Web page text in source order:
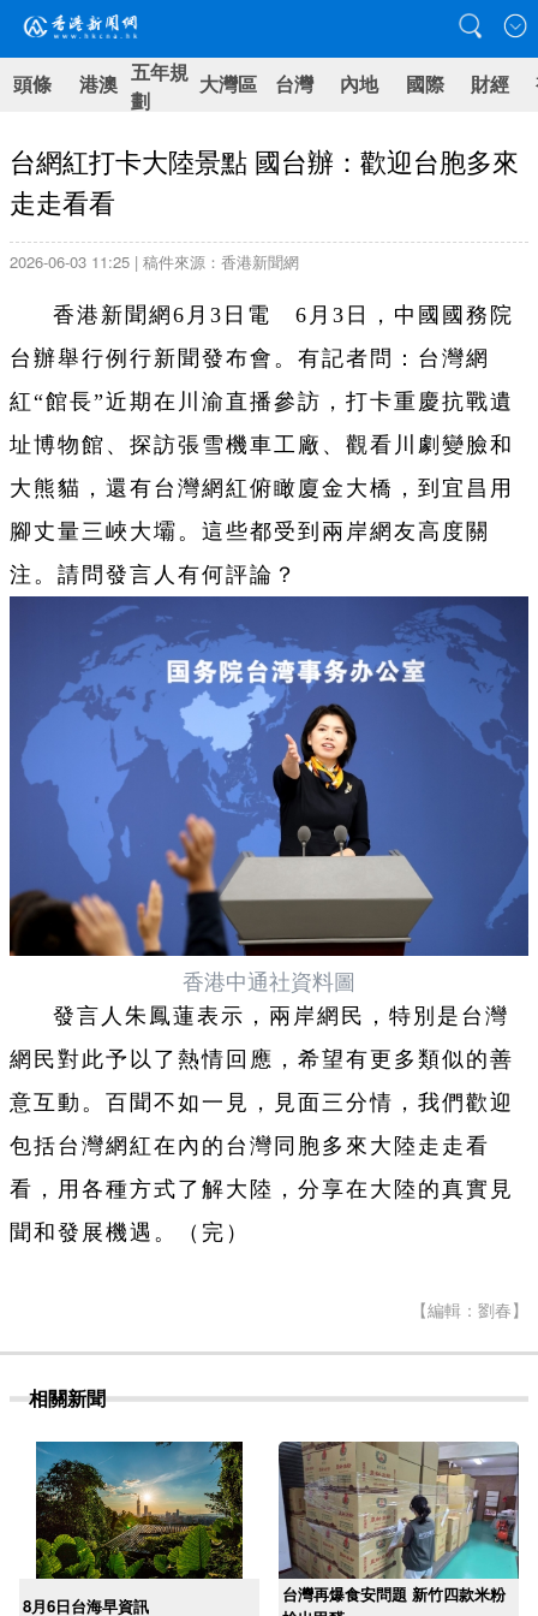
頭條 港澳 五年規
劃
大灣區 台灣 內地 國際 財經
台網紅打卡大陸景點 國台辦：歡迎台胞多來
走走看看
2026-06-03 11:25 | 稿件來源：香港新聞網
香港新聞網6月3日電 6月3日，中國國務院
台辦舉行例行新聞發布會。有記者問：台灣網
紅“館長”近期在川渝直播參訪，打卡重慶抗戰遺
址博物館、探訪張雪機車工廠、觀看川劇變臉和
大熊貓，還有台灣網紅俯瞰廈金大橋，到宜昌用
腳丈量三峽大壩。這些都受到兩岸網友高度關
注。請問發言人有何評論？
香港中通社資料圖
發言人朱鳳蓮表示，兩岸網民，特別是台灣
網民對此予以了熱情回應，希望有更多類似的善
意互動。百聞不如一見，見面三分情，我們歡迎
包括台灣網紅在內的台灣同胞多來大陸走走看
看，用各種方式了解大陸，分享在大陸的真實見
聞和發展機遇。（完）
【編輯：劉春】
相關新聞
8月6日台海早資訊
台灣再爆食安問題 新竹四款米粉